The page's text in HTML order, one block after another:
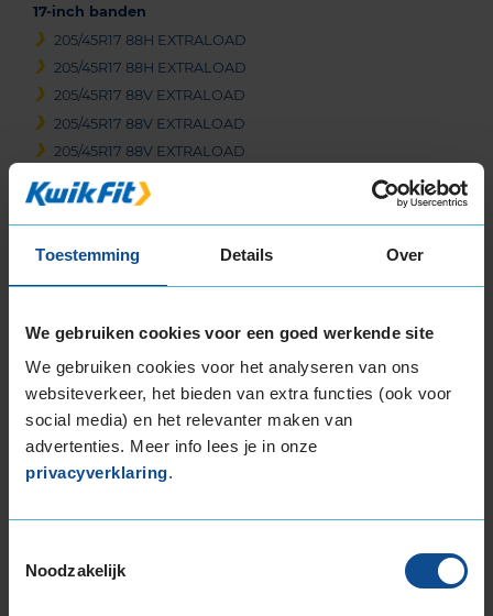
Toestemming Details Over
We gebruiken cookies voor een goed werkende site
We gebruiken cookies voor het analyseren van ons
websiteverkeer, het bieden van extra functies (ook voor
social media) en het relevanter maken van
advertenties. Meer info lees je in onze
privacyverklaring.
Noodzakelijk
17-inch banden
205/45R17 88H EXTRALOAD
205/45R17 88H EXTRALOAD
205/45R17 88V EXTRALOAD
205/45R17 88V EXTRALOAD
205/45R17 88V EXTRALOAD
205/50R17 93V EXTRALOAD
205/50R17 93V EXTRALOAD
205/55R17 91V
205/55R17 91W
205/55R17 95H EXTRALOAD
215/40R17 87V EXTRALOAD
215/50R17 95V EXTRALOAD
215/55R17 94V
215/55R17 94V
215/55R17 94V